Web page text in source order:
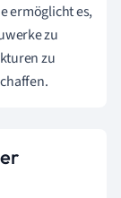
ermöglicht es,
zu
zu